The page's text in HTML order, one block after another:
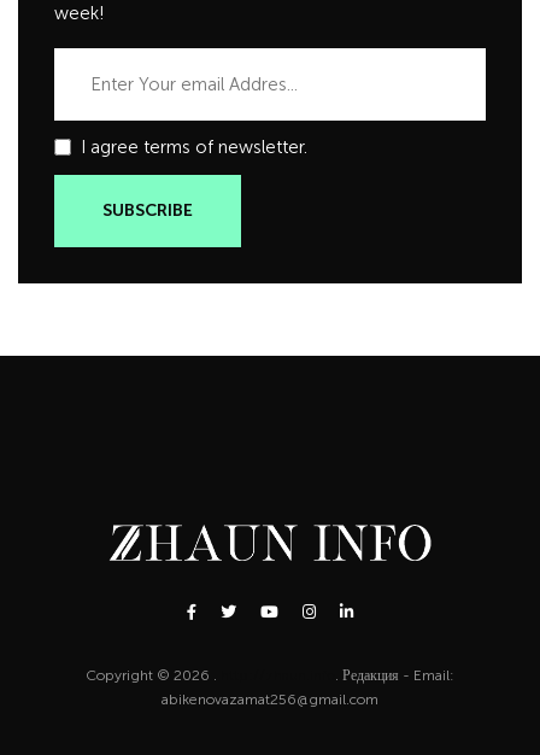
week!
I agree terms of newsletter.
Copyright © 2026 .
. Редакция - Email:
abikenovazamat256@gmail.com